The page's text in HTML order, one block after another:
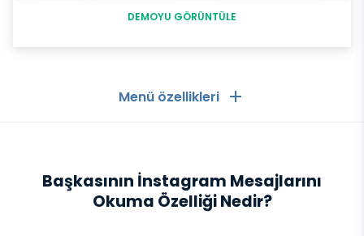
DEMOYU GÖRÜNTÜLE
Menü özellikleri
Arama kayıtları
Mesajlaşma Uygulamaları
Başkasının İnstagram Mesajlarını
Okuma Özelliği Nedir?